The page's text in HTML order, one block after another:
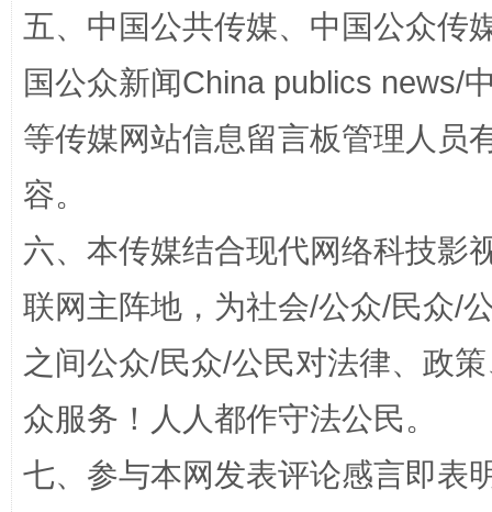
东山县通报“牛蛙产品抗生素超标问题”
五、中国公共传媒、中国公众传
国公众新闻China publics news/
等传媒网站信息留言板管理人员
容。
六、本传媒结合现代网络科技影
联网主阵地，为社会/公众/民众/
之间公众/民众/公民对法律、政
众服务！人人都作守法公民。
七、参与本网发表评论感言即表